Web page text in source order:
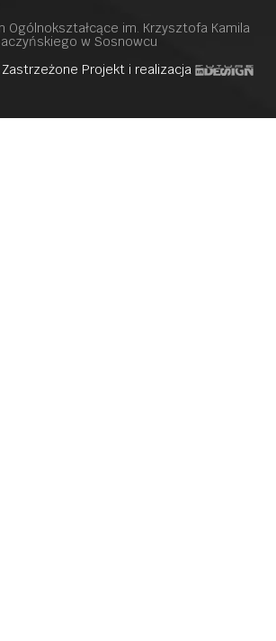
Ogólnokształcące im. Krzysztofa Kamila
w Sosnowcu
Projekt i realizacja